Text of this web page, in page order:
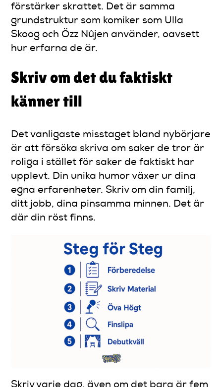
förstärker skrattet. Det är samma
grundstruktur som komiker som Ulla
Skoog och Özz Nûjen använder, oavsett
hur erfarna de är.
Skriv om det du faktiskt
känner till
Det vanligaste misstaget bland nybörjare
är att försöka skriva om saker de tror är
roliga i stället för saker de faktiskt har
upplevt. Din unika humor växer ur dina
egna erfarenheter. Skriv om din familj,
ditt jobb, dina pinsamma minnen. Det är
där din röst finns.